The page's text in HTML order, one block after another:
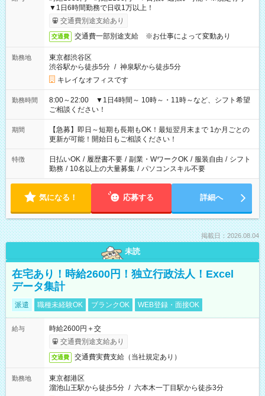
▼1日6時間勤務で日収1万以上！
交通費別途支給あり
交通費 交通費一部別途支給 ※お仕事によって変動あり
勤務地
東京都渋谷区
渋谷駅から徒歩5分 / 神泉駅から徒歩5分
キレイなオフィスです
勤務時間
8:00～22:00 ▼1日4時間～ 10時～・11時～など、シフト希望
ご相談ください！
期間
【急募】即日～短期も長期もOK！最短翌月末まで 1か月ごとの
更新が可能！開始日もご相談ください！
特徴 日払いOK / 履歴書不要 / 副業・WワークOK / 服装自由 / シフト
勤務 / 10名以上の大量募集 / パソコンスキル不要
気になる！ 応募する 詳細へ
掲載日：2026.08.04
未読
在宅あり！時給2600円！独立行政法人！Excel
データ集計
派遣 職種未経験OK ブランクOK WEB登録・面接OK
給与
時給2600円＋交
交通費別途支給あり
交通費 交通費実費支給（当社規定あり）
勤務地
東京都港区
溜池山王駅から徒歩5分 / 六本木一丁目駅から徒歩3分